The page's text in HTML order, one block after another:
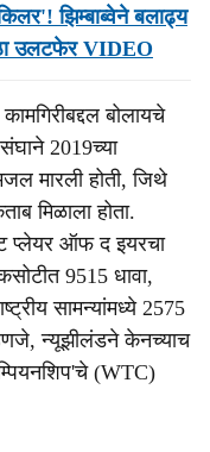
झिम्बाब्वेने बलाढ्य
उलटफेर VIDEO
बोलायचे
2019च्या
मारली होती, जिथे
मिळाला होता.
प्लेयर ऑफ द इयरचा
9515 धावा,
सामन्यांमध्ये 2575
न्यूझीलंडने केनच्याच
(WTC)